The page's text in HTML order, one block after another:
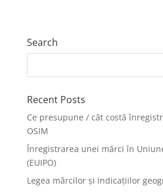
Search
Recent Posts
Ce presupune / cât costă
OSIM
Înregistrarea unei mărci în
(EUIPO)
Legea mărcilor și indicațiilor